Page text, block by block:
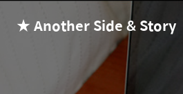
★ Another Side & Story